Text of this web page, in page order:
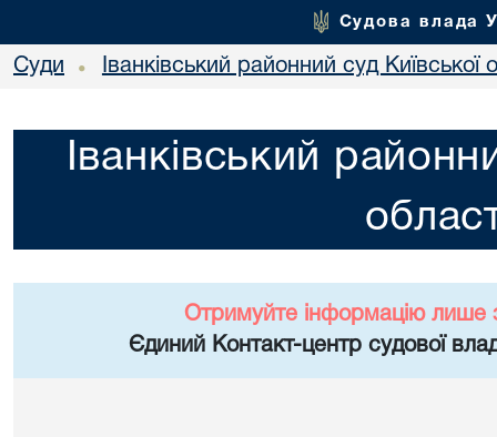
Судова влада
Суди • Іванківський районний суд Київської
Іванківський
Отримуйте інформацію лише
Єдиний Контакт-центр судової